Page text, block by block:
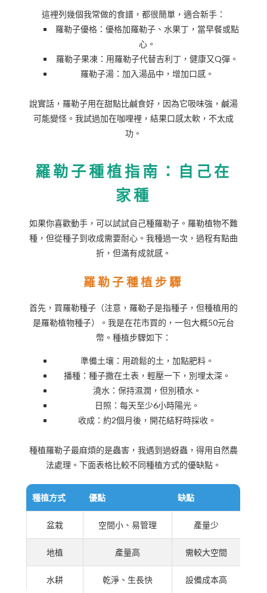
這裡列幾個我常做的食譜，都很簡單，適合新手：
羅勒子優格：優格加羅勒子、水果丁，當早餐或點
心。
羅勒子果凍：用羅勒子代替吉利丁，健康又Q彈。
羅勒子湯：加入湯品中，增加口感。
說實話，羅勒子用在甜點比鹹食好，因為它吸味強，鹹湯
可能變怪。我試過加在咖哩裡，結果口感太軟，不太成
功。
羅勒子種植指南：自己在
家種
如果你喜歡動手，可以試試自己種羅勒子。羅勒植物不難
種，但從種子到收成需要耐心。我種過一次，過程有點曲
折，但滿有成就感。
羅勒子種植步驟
首先，買羅勒種子（注意，羅勒子是指種子，但種植用的
是羅勒植物種子）。我是在花市買的，一包大概50元台
幣。種植步驟如下：
準備土壤：用疏鬆的土，加點肥料。
播種：種子撒在土表，輕壓一下，別埋太深。
澆水：保持濕潤，但別積水。
日照：每天至少6小時陽光。
收成：約2個月後，開花結籽時採收。
種植羅勒子最麻煩的是蟲害，我遇到過蚜蟲，得用自然農
法處理。下面表格比較不同種植方式的優缺點。
種植方式 優點 缺點
盆栽 空間小、易管理 產量少
地植 產量高 需較大空間
水耕 乾淨、生長快 設備成本高